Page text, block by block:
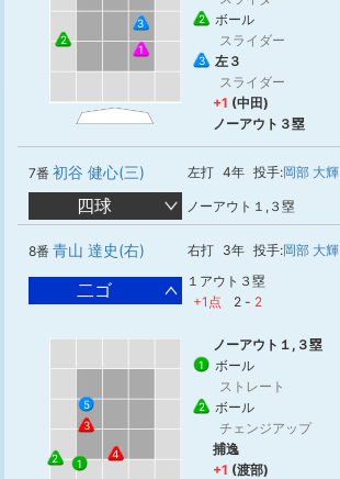
1
2
3 2 ボール
スライダー
3
左３
スライダー
+1 (中田)
ノーアウト３塁
7番 初谷 健心(三) 左打 4年 投手:岡部 大輝
四球 ノーアウト１,３塁
8番 青山 達史(右) 右打 3年 投手:岡部 大輝
二ゴ
１アウト３塁
+1点
2 - 2
1
2
3
4
5
ノーアウト１,３塁
1 ボール
ストレート
2 ボール
チェンジアップ
捕逸
+1 (渡部)